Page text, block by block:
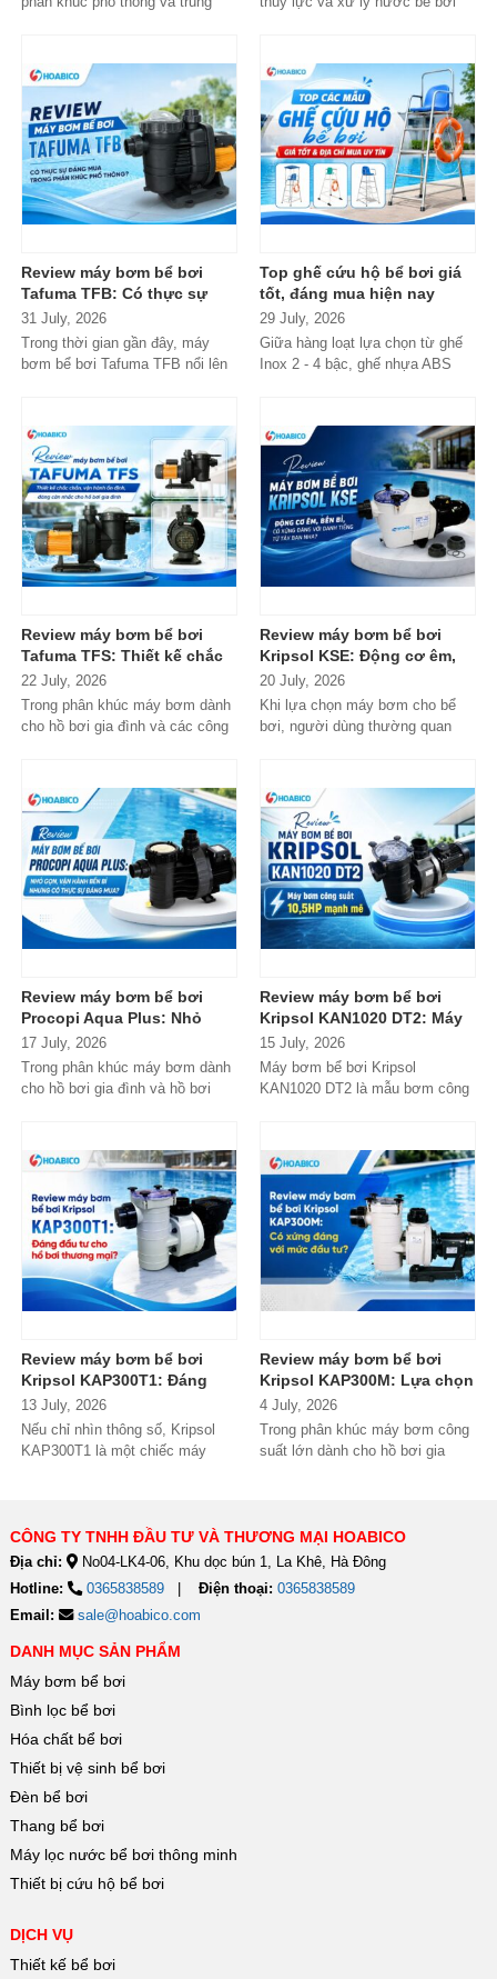
Review máy bơm bể bơi
Tafuma TFB: Có thực sự
đáng mua trong phân khúc
phổ thông?
31 July, 2026
Trong thời gian gần đây, máy
bơm bể bơi Tafuma TFB nổi lên
Top ghế cứu hộ bể bơi giá
tốt, đáng mua hiện nay
29 July, 2026
Giữa hàng loạt lựa chọn từ ghế
Inox 2 - 4 bậc, ghế nhựa ABS
Review máy bơm bể bơi
Tafuma TFS: Thiết kế chắc
chắn, vận hành ổn định,
đáng cân nhắc cho hồ bơi
gia đình
22 July, 2026
Trong phân khúc máy bơm dành
cho hồ bơi gia đình và các công
Review máy bơm bể bơi
Kripsol KSE: Động cơ êm,
bền bỉ, có xứng đáng với
danh tiếng từ Tây Ban Nha?
20 July, 2026
Khi lựa chọn máy bơm cho bể
bơi, người dùng thường quan
Review máy bơm bể bơi
Procopi Aqua Plus: Nhỏ
gọn, vận hành bền bỉ
nhưng có thực sự đáng
mua?
17 July, 2026
Trong phân khúc máy bơm dành
cho hồ bơi gia đình và hồ bơi
Review máy bơm bể bơi
Kripsol KAN1020 DT2: Máy
bơm công suất lớn có đáng
đầu tư?
15 July, 2026
Máy bơm bể bơi Kripsol
KAN1020 DT2 là mẫu bơm công
Review máy bơm bể bơi
Kripsol KAP300T1: Đáng
đầu tư cho hồ bơi thương
mại?
13 July, 2026
Nếu chỉ nhìn thông số, Kripsol
KAP300T1 là một chiếc máy
Review máy bơm bể bơi
Kripsol KAP300M: Lựa chọn
đáng tiền cho hồ bơi
thương mại?
4 July, 2026
Trong phân khúc máy bơm công
suất lớn dành cho hồ bơi gia
CÔNG TY TNHH ĐẦU TƯ VÀ THƯƠNG MẠI HOABICO
Địa chỉ:
No04-LK4-06, Khu dọc bún 1, La Khê, Hà Đông
Hotline:
0365838589 Điện thoại: 0365838589
Email:
sale@hoabico.com
DANH MỤC SẢN PHẨM
Máy bơm bể bơi
Bình lọc bể bơi
Hóa chất bể bơi
Thiết bị vệ sinh bể bơi
Đèn bể bơi
Thang bể bơi
Máy lọc nước bể bơi thông minh
Thiết bị cứu hộ bể bơi
DỊCH VỤ
Thiết kế bể bơi